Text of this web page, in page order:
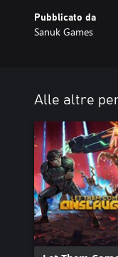
Pubblicato da
Sanuk Games
Alle altre